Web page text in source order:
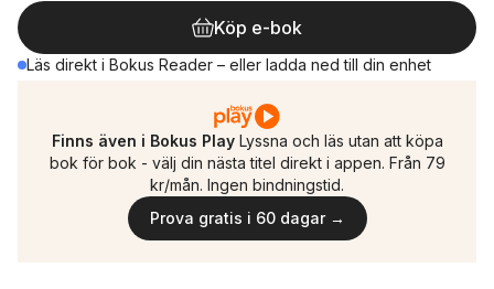
Köp e-bok
Läs direkt i Bokus Reader – eller ladda ned till din enhet
Finns även i Bokus Play Lyssna och läs utan att köpa
bok för bok - välj din nästa titel direkt i appen. Från 79
kr/mån. Ingen bindningstid.
Prova gratis i 60 dagar →